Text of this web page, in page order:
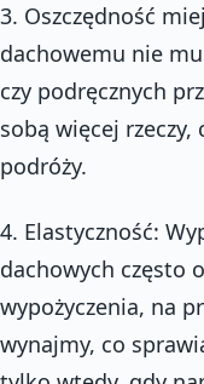
3. Oszczędność
dachowemu nie
czy podręcznych
sobą więcej rzeczy,
podróży.
4. Elastyczność:
dachowych często
wypożyczenia, na
wynajmy, co